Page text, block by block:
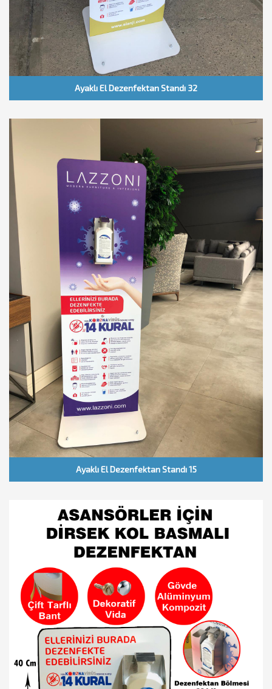
Ayaklı El Dezenfektan Standı 32
Ayaklı El Dezenfektan Standı 15